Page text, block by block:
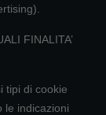
FINALITA’
tipi di cookie
le indicazioni